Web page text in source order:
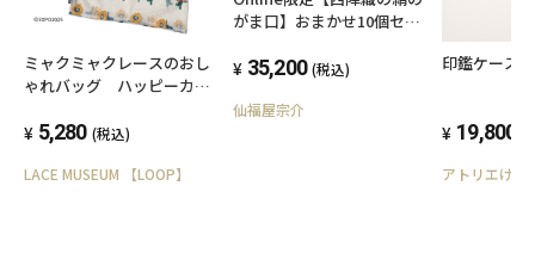
ミャクミャクレースのおし
ゃれバッグ ハッピーカラ
5,280 (税込)
LACE MUSEUM 【LOOP】
がま口】おまかせ10個セッ
35,200 (税込)
仙福屋宗介
印鑑ケース
19,800
アトリエけい